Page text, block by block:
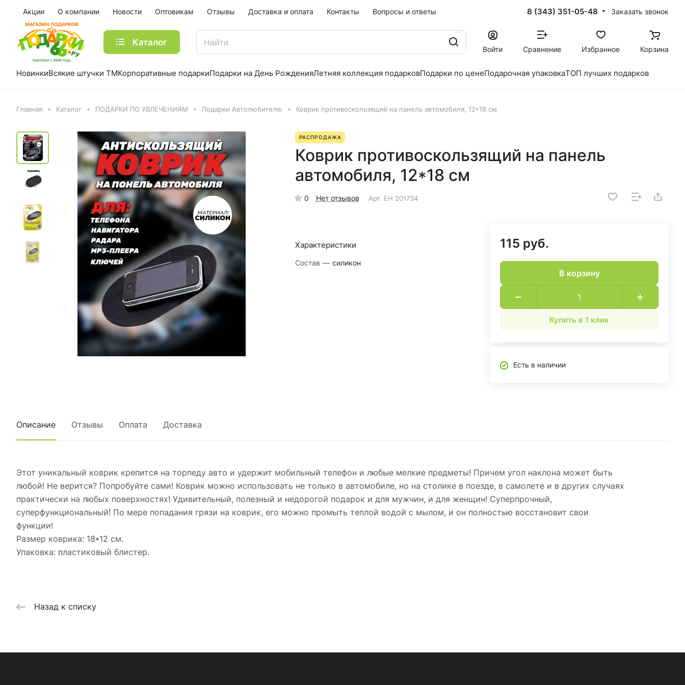
Акции О компании Новости Оптовикам Отзывы Доставка и оплата Контакты Вопросы и ответы 8 (343) 351-05-48 Заказать звонок
Каталог
Войти Сравнение Избранное Корзина
НовинкиВсякие штучки ТМКорпоративные подаркиПодарки на День РожденияЛетняя коллекция подарковПодарки по ценеПодарочная упаковкаТОП лучших подарков
Главная Каталог ПОДАРКИ ПО УВЛЕЧЕНИЯМ Подарки Автолюбителю Коврик противоскользящий на панель автомобиля, 12*18 см
РАСПРОДАЖА
Коврик противоскользящий на панель
автомобиля, 12*18 см
0 Нет отзывов Арт. EH 201734
Характеристики
Состав — силикон
115 руб.
В корзину
Купить в 1 клик
Есть в наличии
Описание Отзывы Оплата Доставка
Этот уникальный коврик крепится на торпеду авто и удержит мобильный телефон и любые мелкие предметы! Причем угол наклона может быть
любой! Не верится? Попробуйте сами! Коврик можно использовать не только в автомобиле, но на столике в поезде, в самолете и в других случаях
практически на любых поверхностях! Удивительный, полезный и недорогой подарок и для мужчин, и для женщин! Суперпрочный,
суперфункциональный! По мере попадания грязи на коврик, его можно промыть теплой водой с мылом, и он полностью восстановит свои
функции!
Размер коврика: 18*12 см.
Упаковка: пластиковый блистер.
Назад к списку